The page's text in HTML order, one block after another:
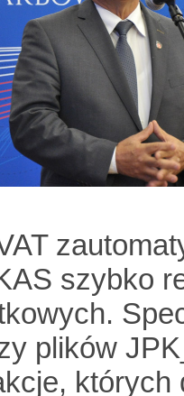
szybko
plików
których